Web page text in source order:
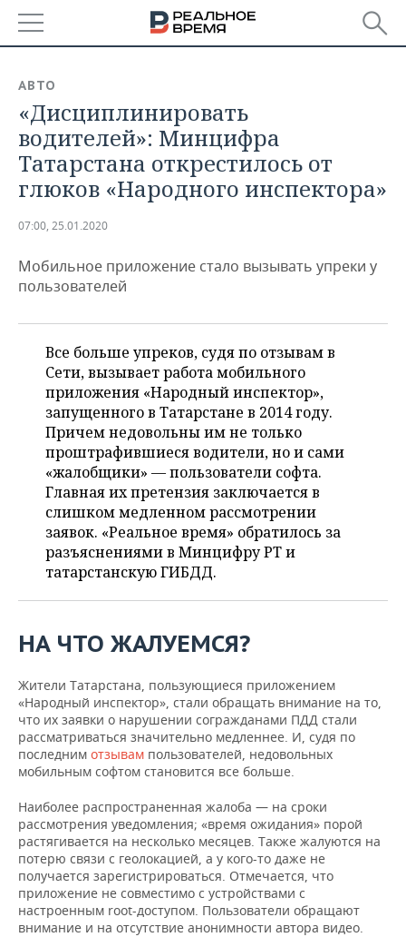
БАШКОРТОСТАН
ТАТАРСТАН
УДМУРТИЯ
НОВОСТИ
АНАЛИТИКА
НОВОСТИ АНАЛИТИКИ
ДЕКЛАРАЦИИ О ДОХОДАХ
КОРОЛИ ГОСЗАКАЗА ПФО
КОМУ ПРИНАДЛЕЖАТ
ТОРГОВЫЕ ЦЕНТРЫ
ТАТАРСТАНА
ЭКОНОМИКА
НОВОСТИ ЭКОНОМИКИ
ФИНАНСЫ
БЮДЖЕТ
ИНВЕСТИЦИИ
ПРОМЫШЛЕННОСТЬ
НОВОСТИ
ПРОМЫШЛЕННОСТИ
АГРОПРОМ
МАШИНОСТРОЕНИЕ
НЕФТЕХИМИЯ
НЕФТЬ
ОПК
ЭНЕРГЕТИКА
НЕДВИЖИМОСТЬ
НОВОСТИ АВТО
БИЗНЕС
НОВОСТИ БИЗНЕСА
РОЗНИЧНАЯ ТОРГОВЛЯ
ТРАНСПОРТ
ТЕХНОЛОГИИ
НОВОСТИ ТЕХНОЛОГИЙ
ТЕЛЕКОММУНИКАЦИИ
МЕРОПРИЯТИЯ
НОВОСТИ МЕРОПРИЯТИЙ
ВЫЕЗДНАЯ РЕДАКЦИЯ
БИЗНЕС-БРАНЧИ
ОТКРЫТАЯ ЛЕКЦИЯ
СПОРТ
НОВОСТИ СПОРТА
ФУТБОЛ
БАСКЕТБОЛ
ВОЛЕЙБОЛ
КИБЕРСПОРТ
ФИГУРНОЕ КАТАНИЕ
ВОДНЫЕ ВИДЫ СПОРТА
ХОККЕЙ С МЯЧОМ
ОБЩЕСТВО
НОВОСТИ ОБЩЕСТВА
ИНФРАСТРУКТУРА
ИСТОРИЯ
КУЛЬТУРА
МЕДИЦИНА
ОБРАЗОВАНИЕ
ПРОИСШЕСТВИЯ
ФОТОГАЛЕРЕЯ
СПРАВОЧНИК
СПИСОК ПЕРСОН
СПИСОК КОМПАНИЙ
ПОЛНАЯ ВЕРСИЯ
АВТО
«Дисциплинировать
водителей»: Минцифра
Татарстана открестилось от
глюков «Народного инспектора»
07:00, 25.01.2020
Мобильное приложение стало вызывать упреки у
пользователей
Все больше упреков, судя по отзывам в
Сети, вызывает работа мобильного
приложения «Народный инспектор»,
запущенного в Татарстане в 2014 году.
Причем недовольны им не только
проштрафившиеся водители, но и сами
«жалобщики» — пользователи софта.
Главная их претензия заключается в
слишком медленном рассмотрении
заявок. «Реальное время» обратилось за
разъяснениями в Минцифру РТ и
татарстанскую ГИБДД.
НА ЧТО ЖАЛУЕМСЯ?
Жители Татарстана, пользующиеся приложением
«Народный инспектор», стали обращать внимание на то,
что их заявки о нарушении согражданами ПДД стали
рассматриваться значительно медленнее. И, судя по
последним отзывам пользователей, недовольных
мобильным софтом становится все больше.
Наиболее распространенная жалоба — на сроки
рассмотрения уведомления; «время ожидания» порой
растягивается на несколько месяцев. Также жалуются на
потерю связи с геолокацией, а у кого-то даже не
получается зарегистрироваться. Отмечается, что
приложение не совместимо с устройствами с
настроенным root-доступом. Пользователи обращают
внимание и на отсутствие анонимности автора видео.